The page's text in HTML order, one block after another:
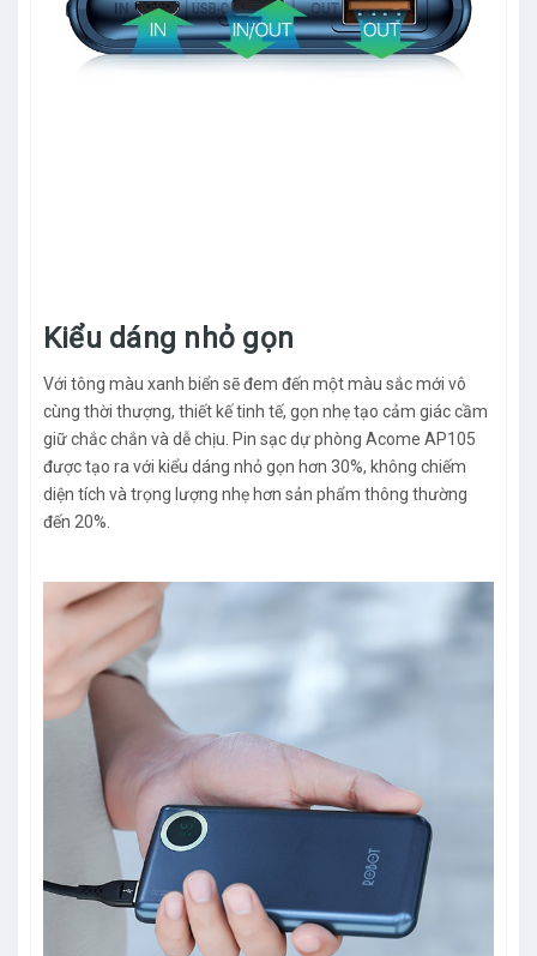
Kiểu dáng nhỏ gọn
Với tông màu xanh biển sẽ đem đến một màu sắc mới vô
cùng thời thượng, thiết kế tinh tế, gọn nhẹ tạo cảm giác cầm
giữ chắc chắn và dễ chịu. Pin sạc dự phòng Acome AP105
được tạo ra với kiểu dáng nhỏ gọn hơn 30%, không chiếm
diện tích và trọng lượng nhẹ hơn sản phẩm thông thường
đến 20%.